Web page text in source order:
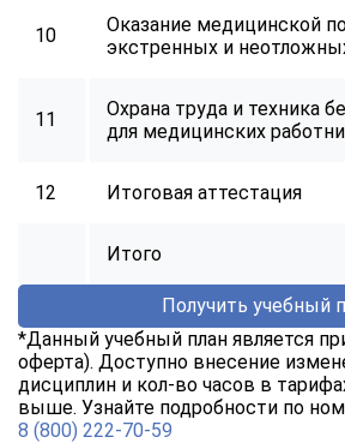
10
Оказание медицинской
экстренных и
11
Охрана труда и техника
для медицинских
12 Итоговая аттестация
Итого
Получить учебный
*Данный учебный план является
оферта). Доступно внесение
дисциплин и кол-во часов в
выше. Узнайте подробности по
8 (800) 222-70-59